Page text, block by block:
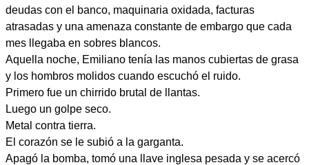
deudas con el banco, maquinaria oxidada, facturas
atrasadas y una amenaza constante de embargo que cada
mes llegaba en sobres blancos.
Aquella noche, Emiliano tenía las manos cubiertas de grasa
y los hombros molidos cuando escuchó el ruido.
Primero fue un chirrido brutal de llantas.
Luego un golpe seco.
Metal contra tierra.
El corazón se le subió a la garganta.
Apagó la bomba, tomó una llave inglesa pesada y se acercó